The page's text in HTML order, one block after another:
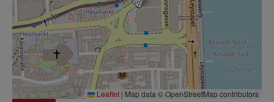
Leaflet | Map data © OpenStreetMap contributors